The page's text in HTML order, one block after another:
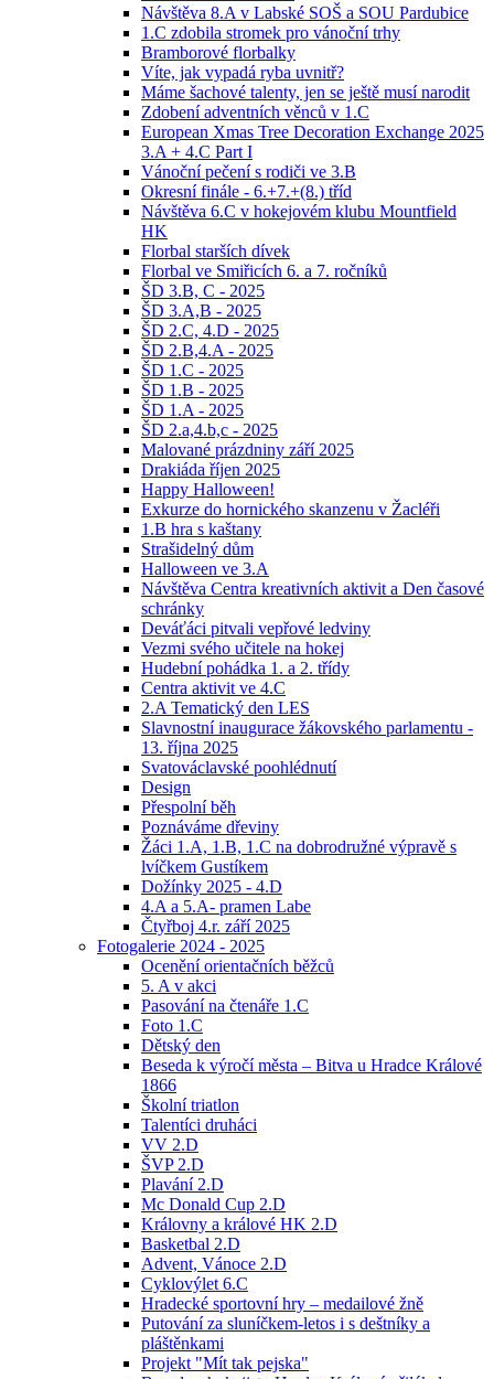
Návštěva 8.A v Labské SOŠ a SOU Pardubice
1.C zdobila stromek pro vánoční trhy
Bramborové florbalky
Víte, jak vypadá ryba uvnitř?
Máme šachové talenty, jen se ještě musí narodit
Zdobení adventních věnců v 1.C
European Xmas Tree Decoration Exchange 2025
3.A + 4.C Part I
Vánoční pečení s rodiči ve 3.B
Okresní finále - 6.+7.+(8.) tříd
Návštěva 6.C v hokejovém klubu Mountfield
HK
Florbal starších dívek
Florbal ve Smiřicích 6. a 7. ročníků
ŠD 3.B, C - 2025
ŠD 3.A,B - 2025
ŠD 2.C, 4.D - 2025
ŠD 2.B,4.A - 2025
ŠD 1.C - 2025
ŠD 1.B - 2025
ŠD 1.A - 2025
ŠD 2.a,4.b,c - 2025
Malované prázdniny září 2025
Drakiáda říjen 2025
Happy Halloween!
Exkurze do hornického skanzenu v Žacléři
1.B hra s kaštany
Strašidelný dům
Halloween ve 3.A
Návštěva Centra kreativních aktivit a Den časové
schránky
Deváťáci pitvali vepřové ledviny
Vezmi svého učitele na hokej
Hudební pohádka 1. a 2. třídy
Centra aktivit ve 4.C
2.A Tematický den LES
Slavnostní inaugurace žákovského parlamentu -
13. října 2025
Svatováclavské poohlédnutí
Design
Přespolní běh
Poznáváme dřeviny
Žáci 1.A, 1.B, 1.C na dobrodružné výpravě s
lvíčkem Gustíkem
Dožínky 2025 - 4.D
4.A a 5.A- pramen Labe
Čtyřboj 4.r. září 2025
Fotogalerie 2024 - 2025
Ocenění orientačních běžců
5. A v akci
Pasování na čtenáře 1.C
Foto 1.C
Dětský den
Beseda k výročí města – Bitva u Hradce Králové
1866
Školní triatlon
Talentíci druháci
VV 2.D
ŠVP 2.D
Plavání 2.D
Mc Donald Cup 2.D
Královny a králové HK 2.D
Basketbal 2.D
Advent, Vánoce 2.D
Cyklovýlet 6.C
Hradecké sportovní hry – medailové žně
Putování za sluníčkem-letos i s deštníky a
pláštěnkami
Projekt "Mít tak pejska"